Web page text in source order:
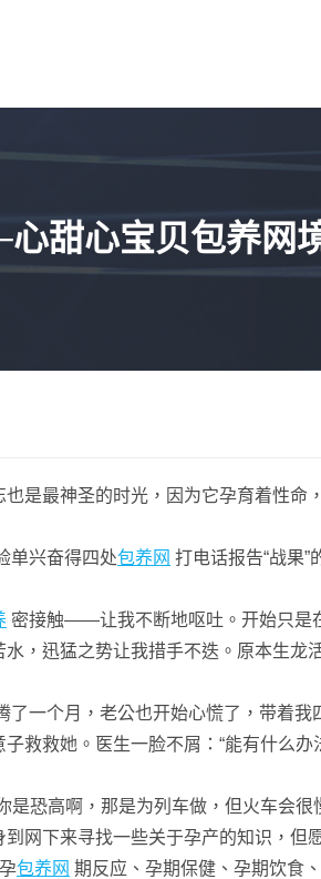
甜心宝贝包养网
是最神圣的时光，因为它孕育着性命
单兴奋得四处包养网 打电话报告“战果”
密接触——让我不断地呕吐。开始只是
，迅猛之势让我措手不迭。原本生龙
了一个月，老公也开始心慌了，带着
救救她。医生一脸不屑：“能有什么办
恐高啊，那是为列车做，但火车会很
网下来寻找一些关于孕产的知识，但
包养网 期反应、孕期保健、孕期饮食